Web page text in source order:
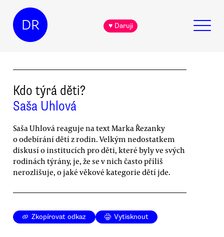
DR ♥ Daruji
Kdo týrá děti?
Saša Uhlová
Saša Uhlová reaguje na text Marka Řezanky
o odebírání dětí z rodin. Velkým nedostatkem
diskusí o institucích pro děti, které byly ve svých
rodinách týrány, je, že se v nich často příliš
nerozlišuje, o jaké věkové kategorie dětí jde.
Zkopírovat odkaz Vytisknout